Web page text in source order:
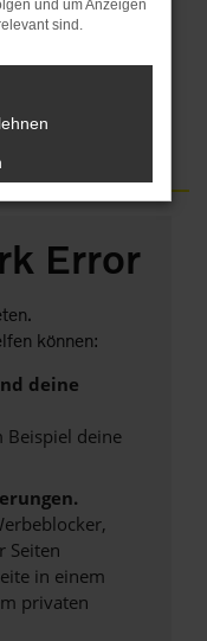
Error
können:
deine
Beispiel deine
Seiten
in einem
privaten
und um Anzeigen
sind.